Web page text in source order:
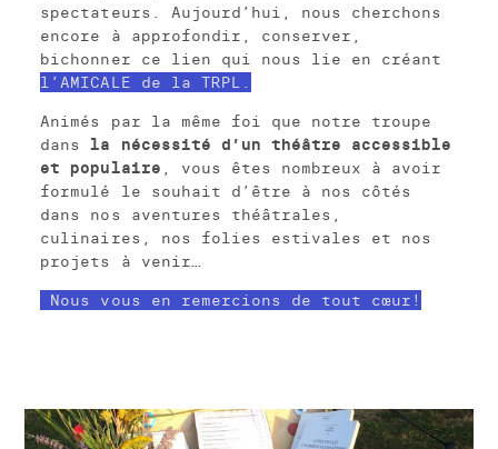
spectateurs. Aujourd’hui, nous cherchons
encore à approfondir, conserver,
bichonner ce lien qui nous lie en créant
l’AMICALE de la TRPL.
Animés par la même foi que notre troupe
dansla nécessité d’un théâtre accessible
et populaire , vous êtes nombreux à avoir
formulé le souhait d’être à nos côtés
dans nos aventures théâtrales,
culinaires, nos folies estivales et nos
projets à venir…
Nous vous en remercions de tout cœur!